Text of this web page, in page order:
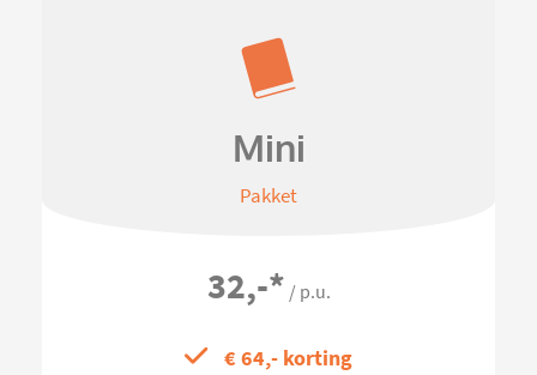
Mini
Pakket
32,-* / p.u.
€ 64,- korting